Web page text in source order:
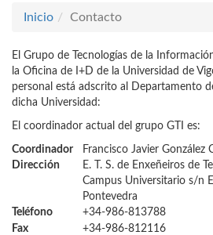
Inicio Contacto
El Grupo de Tecnologías de la
la Oficina de I+D de la Universidad de
personal está adscrito al Departamento
dicha Universidad:
El coordinador actual del grupo GTI es:
Coordinador
Francisco Javier González
Dirección
E. T. S. de Enxeñeiros de
Campus Universitario s/n
Pontevedra
Teléfono
+34-986-813788
Fax
+34-986-812116